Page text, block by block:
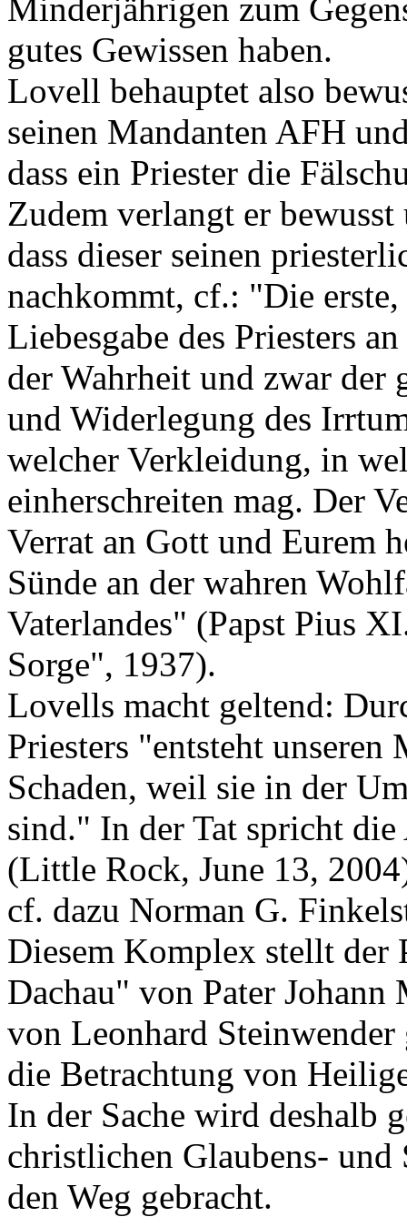
Minderjährigen zum
gutes Gewissen haben.
Lovell behauptet also
seinen Mandanten AFH
dass ein Priester die
Zudem verlangt er
dass dieser seinen
nachkommt, cf.: "Die
Liebesgabe des Priesters
der Wahrheit und zwar der
und Widerlegung des
welcher Verkleidung, in
einherschreiten mag. Der
Verrat an Gott und Eurem
Sünde an der wahren
Vaterlandes" (Papst Pius
Sorge", 1937).
Lovells macht geltend:
Priesters "entsteht unseren
Schaden, weil sie in der
sind." In der Tat spricht die
(Little Rock, June 13,
cf. dazu Norman G.
Diesem Komplex stellt
Dachau" von Pater
von Leonhard
die Betrachtung von
In der Sache wird deshalb
christlichen Glaubens- und
den Weg gebracht.